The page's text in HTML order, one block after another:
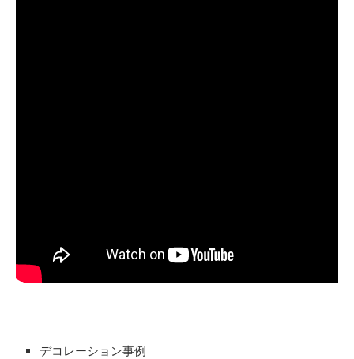
デコレーション事例